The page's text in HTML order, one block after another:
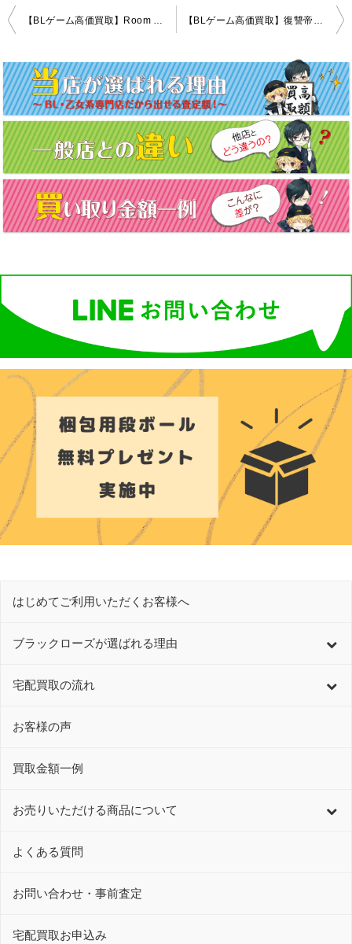
投
ナ
ビ
ゲ
ー
シ
ョ
ン
【BLゲーム高価買取】Room No.9（PC） 【BLゲーム高価買取】復讐帝國（PC）
はじめてご利用いただくお客様へ
ブラックローズが選ばれる理由
宅配買取の流れ
お客様の声
買取金額一例
お売りいただける商品について
よくある質問
お問い合わせ・事前査定
宅配買取お申込み